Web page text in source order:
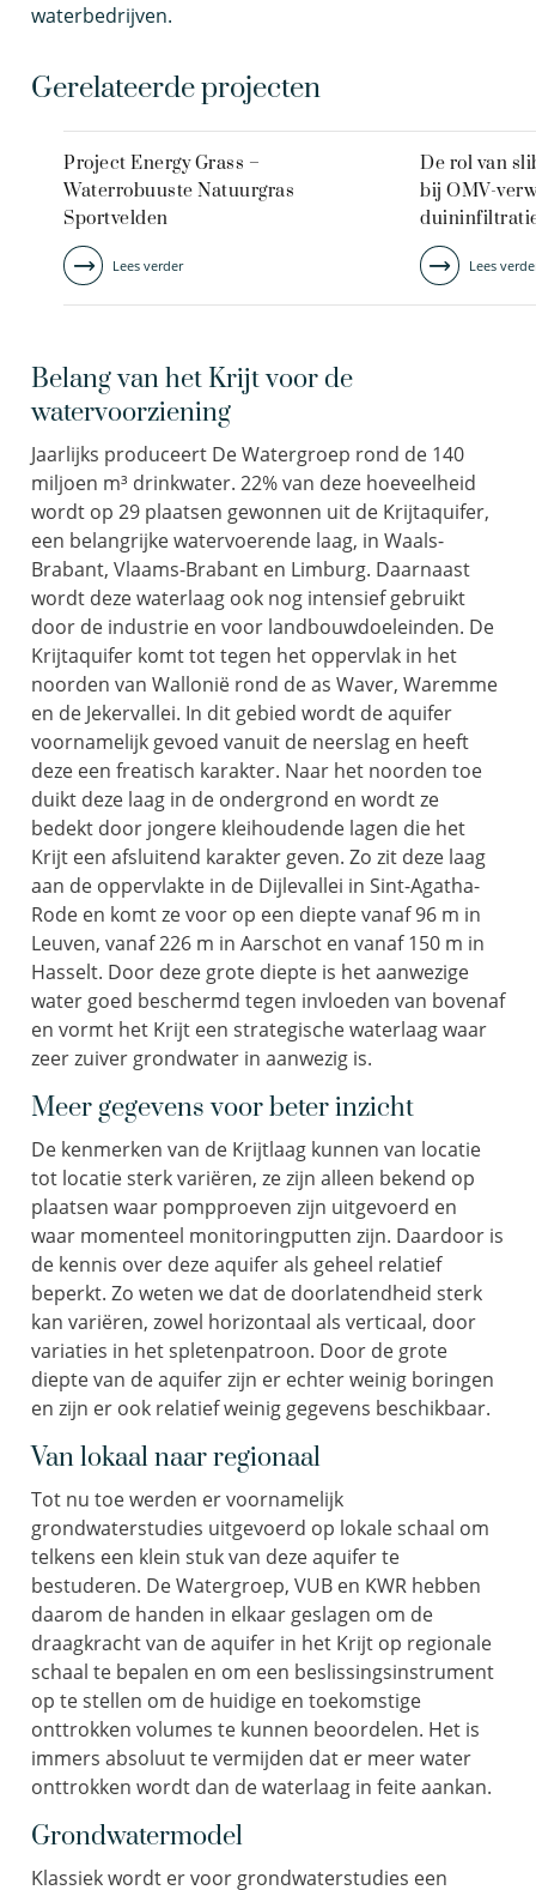
waterbedrijven.
Gerelateerde projecten
Project Energy Grass –
Waterrobuuste Natuurgras
Sportvelden
Lees verder
De rol van
bij OMV-
Lees
Belang van het Krijt voor de
watervoorziening
Jaarlijks produceert De Watergroep rond de 140
miljoen m³ drinkwater. 22% van deze hoeveelheid
wordt op 29 plaatsen gewonnen uit de Krijtaquifer,
een belangrijke watervoerende laag, in Waals-
Brabant, Vlaams-Brabant en Limburg. Daarnaast
wordt deze waterlaag ook nog intensief gebruikt
door de industrie en voor landbouwdoeleinden. De
Krijtaquifer komt tot tegen het oppervlak in het
noorden van Wallonië rond de as Waver, Waremme
en de Jekervallei. In dit gebied wordt de aquifer
voornamelijk gevoed vanuit de neerslag en heeft
deze een freatisch karakter. Naar het noorden toe
duikt deze laag in de ondergrond en wordt ze
bedekt door jongere kleihoudende lagen die het
Krijt een afsluitend karakter geven. Zo zit deze laag
aan de oppervlakte in de Dijlevallei in Sint-Agatha-
Rode en komt ze voor op een diepte vanaf 96 m in
Leuven, vanaf 226 m in Aarschot en vanaf 150 m in
Hasselt. Door deze grote diepte is het aanwezige
water goed beschermd tegen invloeden van bovenaf
en vormt het Krijt een strategische waterlaag waar
zeer zuiver grondwater in aanwezig is.
Meer gegevens voor beter inzicht
De kenmerken van de Krijtlaag kunnen van locatie
tot locatie sterk variëren, ze zijn alleen bekend op
plaatsen waar pompproeven zijn uitgevoerd en
waar momenteel monitoringputten zijn. Daardoor is
de kennis over deze aquifer als geheel relatief
beperkt. Zo weten we dat de doorlatendheid sterk
kan variëren, zowel horizontaal als verticaal, door
variaties in het spletenpatroon. Door de grote
diepte van de aquifer zijn er echter weinig boringen
en zijn er ook relatief weinig gegevens beschikbaar.
Van lokaal naar regionaal
Tot nu toe werden er voornamelijk
grondwaterstudies uitgevoerd op lokale schaal om
telkens een klein stuk van deze aquifer te
bestuderen. De Watergroep, VUB en KWR hebben
daarom de handen in elkaar geslagen om de
draagkracht van de aquifer in het Krijt op regionale
schaal te bepalen en om een beslissingsinstrument
op te stellen om de huidige en toekomstige
onttrokken volumes te kunnen beoordelen. Het is
immers absoluut te vermijden dat er meer water
onttrokken wordt dan de waterlaag in feite aankan.
Grondwatermodel
Klassiek wordt er voor grondwaterstudies een